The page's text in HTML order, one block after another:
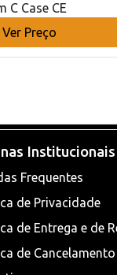
C Case CE
Ver Preço
Institucionais
Frequentes
de Privacidade
de Entrega e de
de